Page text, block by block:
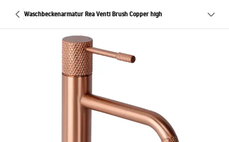
Waschbeckenarmatur Rea Venti Brush Copper high